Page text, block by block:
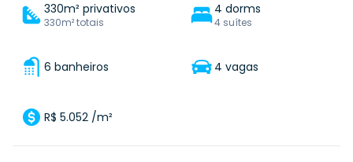
330m² privativos
330m² totais
4 dorms
4 suítes
6 banheiros 4 vagas
R$ 5.052 /m²